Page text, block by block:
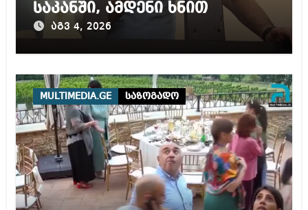
საკანში, ამდენი ხნით
სამარტოო საკანში
მოთავსება, საერთაშორისო
წამებას და არაადამიანურ
მოპყრობას – სააკაშვილი
აგვ 4, 2026
MULTIMEDIA.GE საზოგადო